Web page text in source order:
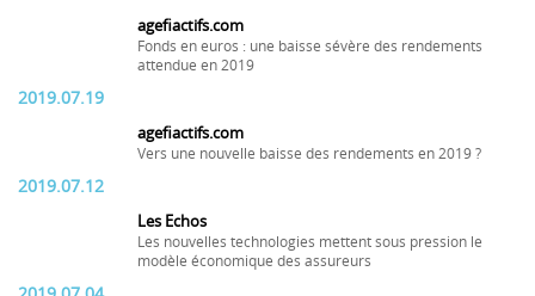
agefiactifs.com
Fonds en euros : une baisse sévère des rendements
attendue en 2019
2019.07.19
agefiactifs.com
Vers une nouvelle baisse des rendements en 2019 ?
2019.07.12
Les Echos
Les nouvelles technologies mettent sous pression le
modèle économique des assureurs